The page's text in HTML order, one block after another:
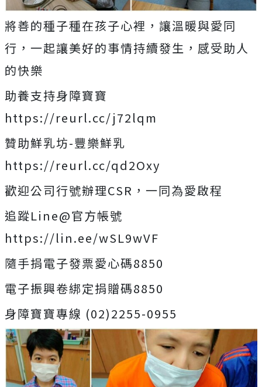
將善的種子種在孩子心裡，讓溫暖與愛同
行，一起讓美好的事情持續發生，感受助人
的快樂
助養支持身障寶寶
https://reurl.cc/j72lqm
贊助鮮乳坊-豐樂鮮乳
https://reurl.cc/qd2Oxy
歡迎公司行號辦理CSR，一同為愛啟程
追蹤Line@官方帳號
https://lin.ee/wSL9wVF
隨手捐電子發票愛心碼8850
電子振興卷綁定捐贈碼8850
身障寶寶專線 (02)2255-0955